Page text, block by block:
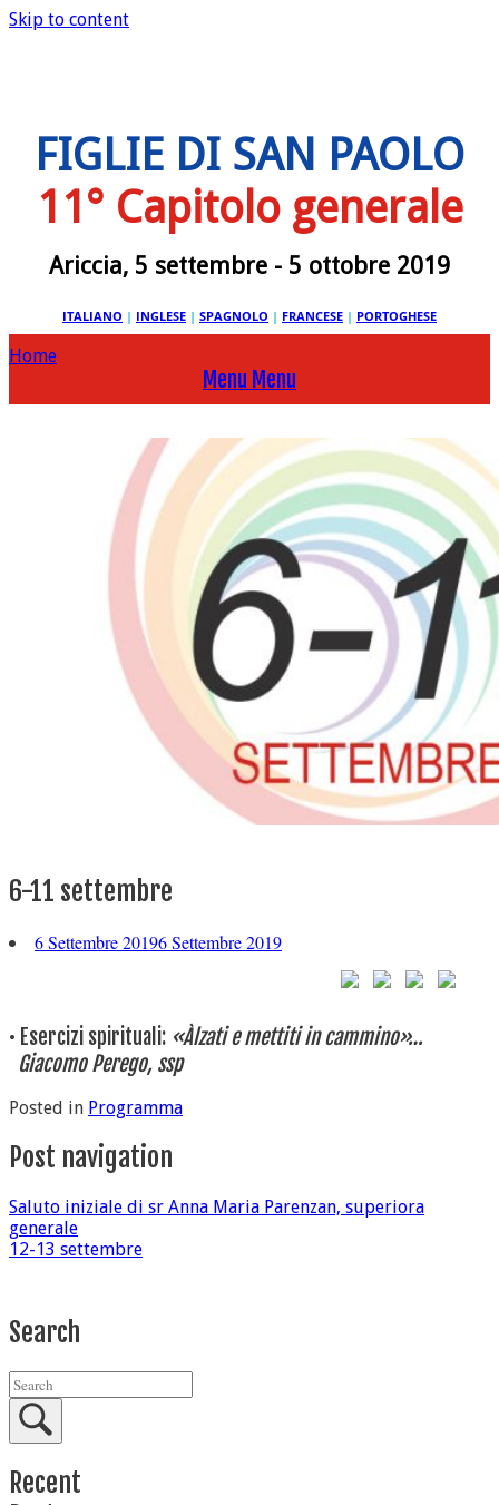
Skip to content
FIGLIE DI SAN PAOLO
11° Capitolo generale
Ariccia, 5 settembre - 5 ottobre 2019
ITALIANO | INGLESE | SPAGNOLO | FRANCESE | PORTOGHESE
Home
Menu Menu
6-11 settembre
6 Settembre 20196 Settembre 2019
• Esercizi spirituali: «Àlzati e mettiti in cammino»…
Giacomo Perego, ssp
Posted in Programma
Post navigation
Saluto iniziale di sr Anna Maria Parenzan, superiora
generale
12-13 settembre
Search
Recent